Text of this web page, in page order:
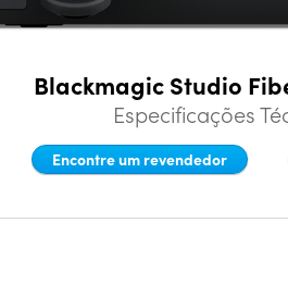
Blackmagic Studio
Especificações
Encontre um revendedor